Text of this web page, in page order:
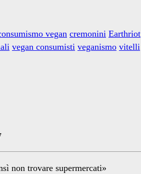
vegan cremonini Earthriot
vegan consumisti veganismo vitelli
non trovare supermercati»